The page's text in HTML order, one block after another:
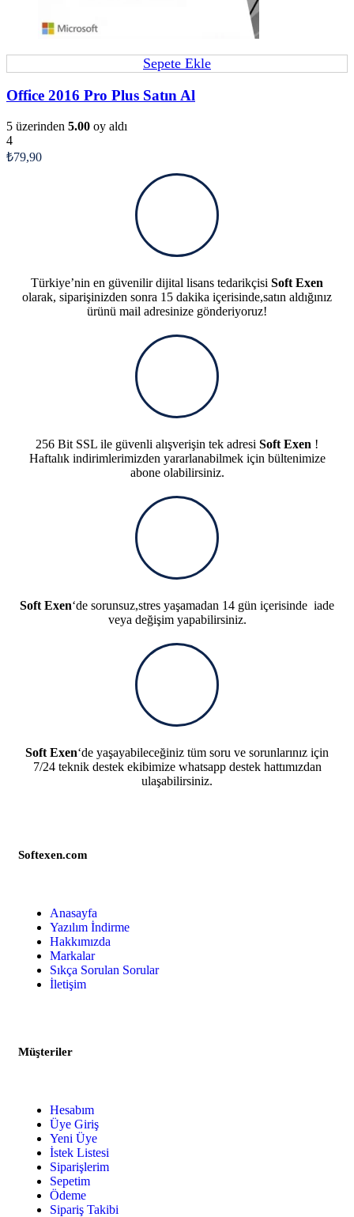
Sepete Ekle
Office 2016 Pro Plus Satın Al
5 üzerinden 5.00 oy aldı
4
₺79,90
Türkiye’nin en güvenilir dijital lisans tedarikçisi Soft Exen
olarak, siparişinizden sonra 15 dakika içerisinde,satın aldığınız
ürünü mail adresinize gönderiyoruz!
256 Bit SSL ile güvenli alışverişin tek adresi Soft Exen !
Haftalık indirimlerimizden yararlanabilmek için bültenimize
abone olabilirsiniz.
Soft Exen‘de sorunsuz,stres yaşamadan 14 gün içerisinde iade
veya değişim yapabilirsiniz.
Soft Exen‘de yaşayabileceğiniz tüm soru ve sorunlarınız için
7/24 teknik destek ekibimize whatsapp destek hattımızdan
ulaşabilirsiniz.
Softexen.com
Anasayfa
Yazılım İndirme
Hakkımızda
Markalar
Sıkça Sorulan Sorular
İletişim
Müşteriler
Hesabım
Üye Giriş
Yeni Üye
İstek Listesi
Siparişlerim
Sepetim
Ödeme
Sipariş Takibi